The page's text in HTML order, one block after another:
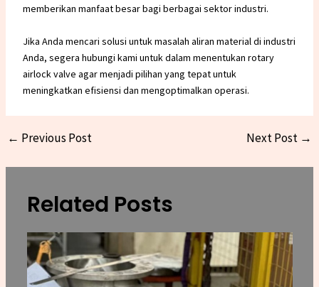
memberikan manfaat besar bagi berbagai sektor industri.
Jika Anda mencari solusi untuk masalah aliran material di industri
Anda, segera hubungi kami untuk dalam menentukan rotary
airlock valve agar menjadi pilihan yang tepat untuk
meningkatkan efisiensi dan mengoptimalkan operasi.
← Previous Post Next Post →
Related Posts